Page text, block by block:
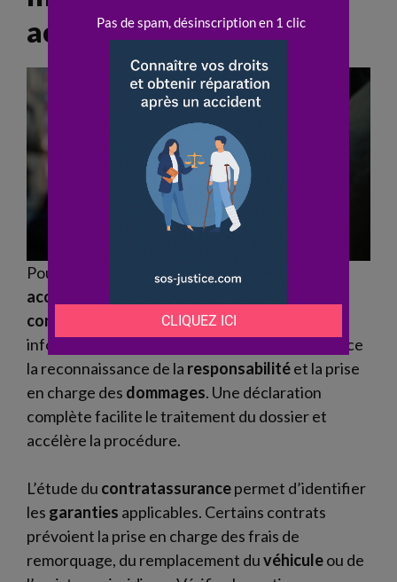
accident ?
Pour obtenir une indemnisation
accident
constat
assureur. La précision des
informations inscrites sur ce document influence
la reconnaissance de la responsabilitéet la prise
en charge des dommages. Une déclaration
complète facilite le traitement du dossier et
accélère la procédure.
L’étude du contratassurancepermet d’identifier
les garanties applicables. Certains contrats
prévoient la prise en charge des frais de
remorquage, du remplacement duvéhiculeou de